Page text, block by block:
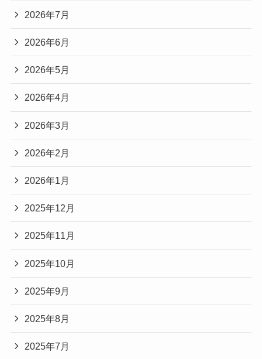
2026年7月
2026年6月
2026年5月
2026年4月
2026年3月
2026年2月
2026年1月
2025年12月
2025年11月
2025年10月
2025年9月
2025年8月
2025年7月